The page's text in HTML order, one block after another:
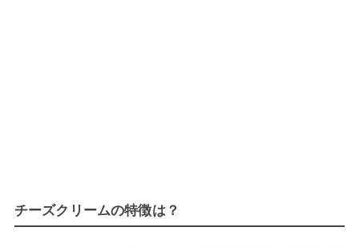
チーズクリームの特徴は？